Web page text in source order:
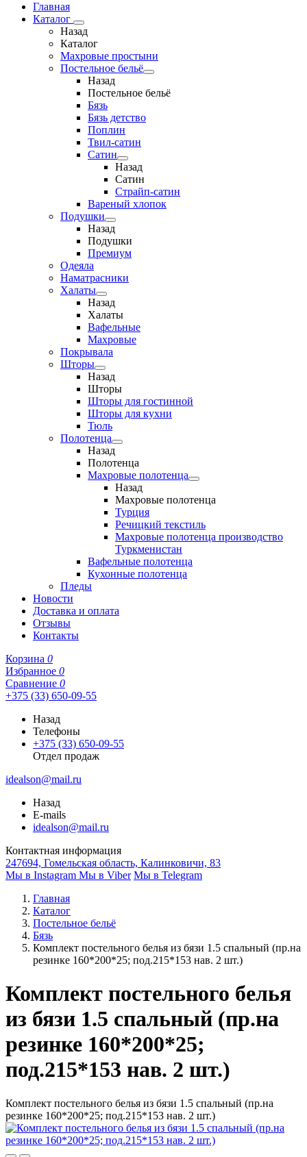
Главная
Каталог
Назад
Каталог
Махровые простыни
Постельное бельё
Назад
Постельное бельё
Бязь
Бязь детство
Поплин
Твил-сатин
Сатин
Назад
Сатин
Страйп-сатин
Вареный хлопок
Подушки
Назад
Подушки
Премиум
Одеяла
Наматрасники
Халаты
Назад
Халаты
Вафельные
Махровые
Покрывала
Шторы
Назад
Шторы
Шторы для гостинной
Шторы для кухни
Тюль
Полотенца
Назад
Полотенца
Махровые полотенца
Назад
Махровые полотенца
Турция
Речицкий текстиль
Махровые полотенца производство
Туркменистан
Вафельные полотенца
Кухонные полотенца
Пледы
Новости
Доставка и оплата
Отзывы
Контакты
Корзина 0
Избранное 0
Сравнение 0
+375 (33) 650-09-55
Назад
Телефоны
+375 (33) 650-09-55
Отдел продаж
idealson@mail.ru
Назад
E-mails
idealson@mail.ru
Контактная информация
247694, Гомельская область, Калинковичи, 83
Мы в Instagram Мы в Viber Мы в Telegram
Главная
Каталог
Постельное бельё
Бязь
Комплект постельного белья из бязи 1.5 спальный (пр.на
резинке 160*200*25; под.215*153 нав. 2 шт.)
Комплект постельного белья
из бязи 1.5 спальный (пр.на
резинке 160*200*25;
под.215*153 нав. 2 шт.)
Комплект постельного белья из бязи 1.5 спальный (пр.на
резинке 160*200*25; под.215*153 нав. 2 шт.)